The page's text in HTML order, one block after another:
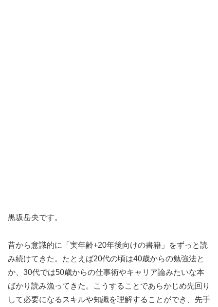
黒坂岳央です。
昔から意識的に「実年齢+20年後向けの書籍」をずっと読
み続けてきた。たとえば20代の頃は40歳からの勉強法と
か、30代では50歳からの仕事術やキャリア論みたいな本
ばかり読み漁ってきた。こうすることであらかじめ先回り
して必要になるスキルや知識を理解することができ、先手